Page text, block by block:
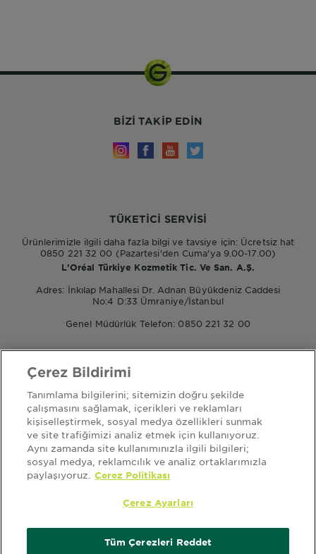
HAKKIMIZDA
garnier hakkında sitemap
kvkk başvuru form
çerez ayarları çerez politikası
TÜKETİCİ SERVİSİ
Ürünlerimizle ilgili daha fazla bilgi ve tavsiye için: Ücretsiz hat
0850 221 32 00 (Pazartesi'den Cuma'ya 9.00-17.00)
L’Oréal Türkiye Kozmetik Tic. Ve San. A.Ş.
Adres: İnkılap Mahallesi Dr. Adnan Büyükdeniz Caddesi
No:4 D:33 Ümraniye/İstanbul
Genel Müdürlük Telefon: 0850 221 32 00
POPÜLER ÜRÜNLER
Garnier Micellar
Garnier Mineral Saf ve Temiz
Garnier Nem Bombası
BIZI TAKIP EDIN
Çerez Bildirimi
Tanımlama bilgilerini; sitemizin doğru şekilde
çalışmasını sağlamak, içerikleri ve reklamları
kişiselleştirmek, sosyal medya özellikleri sunmak
ve site trafiğimizi analiz etmek için kullanıyoruz.
Aynı zamanda site kullanımınızla ilgili bilgileri;
sosyal medya, reklamcılık ve analiz ortaklarımızla
paylaşıyoruz.
Çerez Politikası
Çerez Ayarları
Tüm Çerezleri Reddet